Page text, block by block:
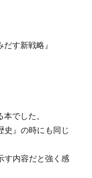
す新戦略』
でした。
史』の時にも同じ
す内容だと強く感